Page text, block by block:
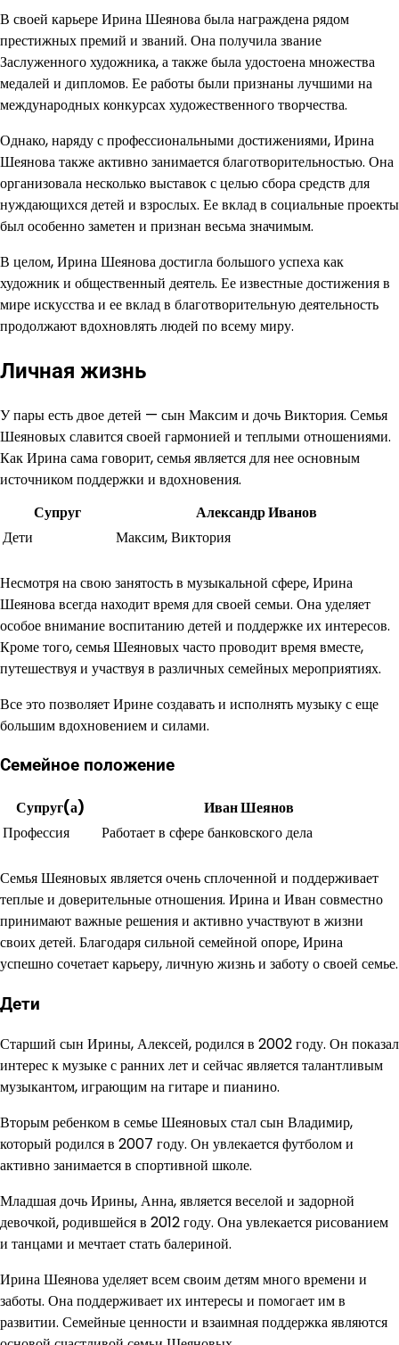
В своей карьере Ирина Шеянова была награждена рядом
престижных премий и званий. Она получила звание
Заслуженного художника, а также была удостоена множества
медалей и дипломов. Ее работы были признаны лучшими на
международных конкурсах художественного творчества.
Однако, наряду с профессиональными достижениями, Ирина
Шеянова также активно занимается благотворительностью. Она
организовала несколько выставок с целью сбора средств для
нуждающихся детей и взрослых. Ее вклад в социальные проекты
был особенно заметен и признан весьма значимым.
В целом, Ирина Шеянова достигла большого успеха как
художник и общественный деятель. Ее известные достижения в
мире искусства и ее вклад в благотворительную деятельность
продолжают вдохновлять людей по всему миру.
Личная жизнь
У пары есть двое детей — сын Максим и дочь Виктория. Семья
Шеяновых славится своей гармонией и теплыми отношениями.
Как Ирина сама говорит, семья является для нее основным
источником поддержки и вдохновения.
Супруг
Александр Иванов
Дети
Максим, Виктория
Несмотря на свою занятость в музыкальной сфере, Ирина
Шеянова всегда находит время для своей семьи. Она уделяет
особое внимание воспитанию детей и поддержке их интересов.
Кроме того, семья Шеяновых часто проводит время вместе,
путешествуя и участвуя в различных семейных мероприятиях.
Все это позволяет Ирине создавать и исполнять музыку с еще
большим вдохновением и силами.
Семейное положение
Супруг(а)
Иван Шеянов
Профессия
Работает в сфере банковского дела
Семья Шеяновых является очень сплоченной и поддерживает
теплые и доверительные отношения. Ирина и Иван совместно
принимают важные решения и активно участвуют в жизни
своих детей. Благодаря сильной семейной опоре, Ирина
успешно сочетает карьеру, личную жизнь и заботу о своей семье.
Дети
Старший сын Ирины, Алексей, родился в 2002 году. Он показал
интерес к музыке с ранних лет и сейчас является талантливым
музыкантом, играющим на гитаре и пианино.
Вторым ребенком в семье Шеяновых стал сын Владимир,
который родился в 2007 году. Он увлекается футболом и
активно занимается в спортивной школе.
Младшая дочь Ирины, Анна, является веселой и задорной
девочкой, родившейся в 2012 году. Она увлекается рисованием
и танцами и мечтает стать балериной.
Ирина Шеянова уделяет всем своим детям много времени и
заботы. Она поддерживает их интересы и помогает им в
развитии. Семейные ценности и взаимная поддержка являются